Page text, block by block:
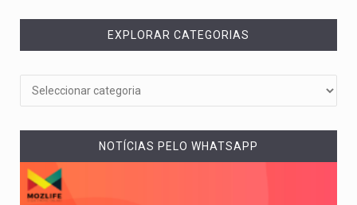
EXPLORAR CATEGORIAS
NOTÍCIAS PELO WHATSAPP